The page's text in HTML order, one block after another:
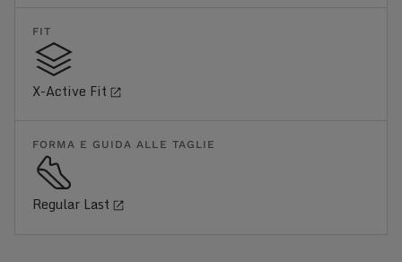
FIT
X-Active Fit
FORMA E GUIDA ALLE TAGLIE
Regular Last